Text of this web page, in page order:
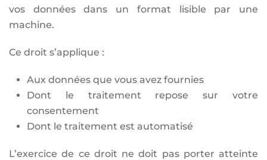
vos données dans un format lisible par une
machine.
Ce droit s’applique :
Aux données que vous avez fournies
Dont le traitement repose sur votre
consentement
Dont le traitement est automatisé
L’exercice de ce droit ne doit pas porter atteinte